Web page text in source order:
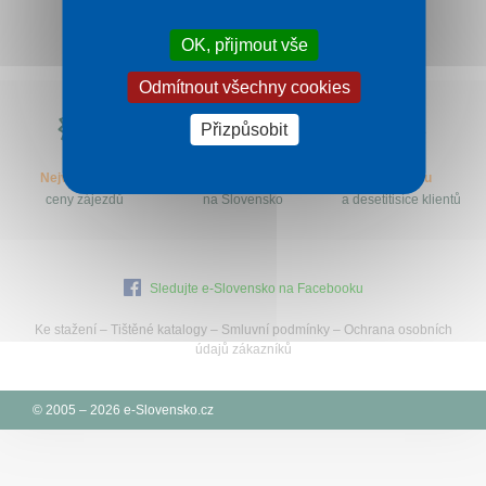
Nejvýhodnější
ceny zájezdů
na Slovensko
let na trhu
a desetitisíce klientů
Sledujte e-Slovensko na Facebooku
Ke stažení – Tištěné katalogy– Smluvní podmínky– Ochrana osobních
údajů zákazníků
© 2005 – 2026 e-Slovensko.cz
OK, přijmout vše
Odmítnout všechny cookies
Přizpůsobit